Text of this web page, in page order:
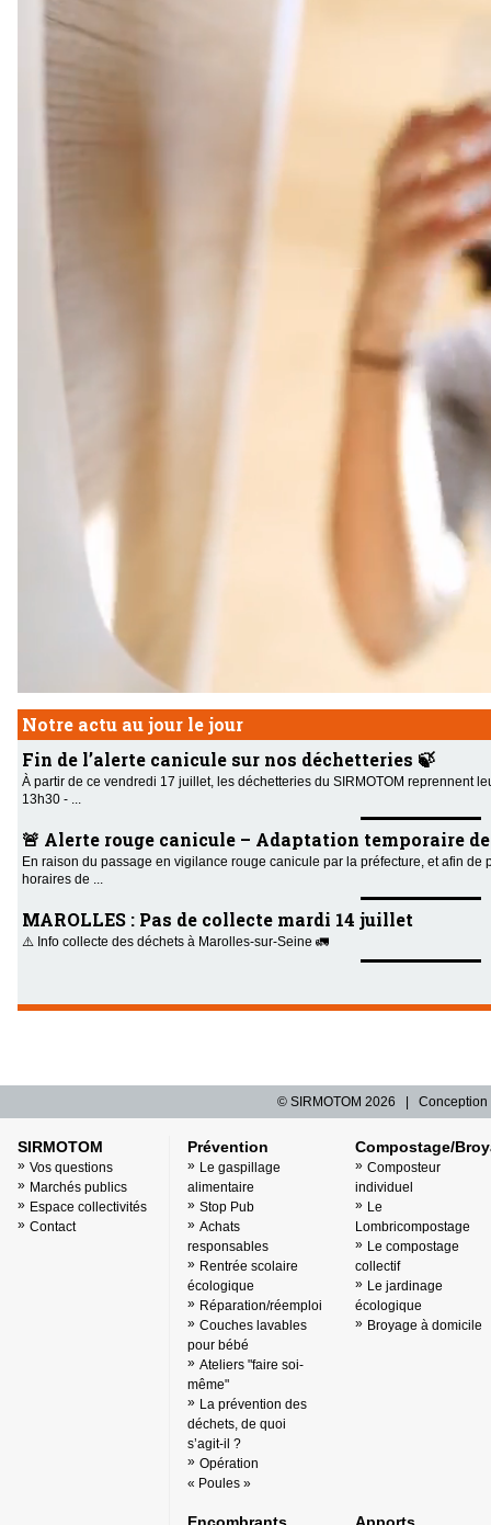
Notre actu au jour le jour
Fin de l’alerte canicule sur nos déchetteries 🍃
À partir de ce vendredi 17 juillet, les déchetteries du SIRMOTOM reprennent
13h30 - ...
🚨 Alerte rouge canicule – Adaptation temporaire
En raison du passage en vigilance rouge canicule par la préfecture, et afin
horaires de ...
MAROLLES : Pas de collecte mardi 14 juillet
⚠️ Info collecte des déchets à Marolles-sur-Seine 🚛
© SIRMOTOM 2026 | Conception
SIRMOTOM
Vos questions
Marchés publics
Espace collectivités
Contact
Prévention
Le gaspillage
alimentaire
Stop Pub
Achats
responsables
Rentrée scolaire
écologique
Réparation/réemploi
Couches lavables
pour bébé
Ateliers "faire soi-
même"
La prévention des
déchets, de quoi
s’agit-il ?
Opération
« Poules »
Compostage/
Composteur
individuel
Le
Lombricompostage
Le compostage
collectif
Le jardinage
écologique
Broyage à domicile